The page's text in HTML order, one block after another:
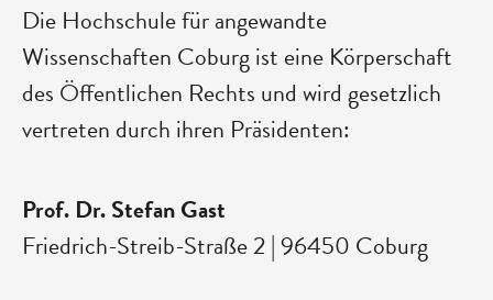
Die Hochschule für angewandte
Wissenschaften Coburg ist eine Körperschaft
des Öffentlichen Rechts und wird gesetzlich
vertreten durch ihren Präsidenten:
Prof. Dr. Stefan Gast
Friedrich-Streib-Straße 2 | 96450 Coburg